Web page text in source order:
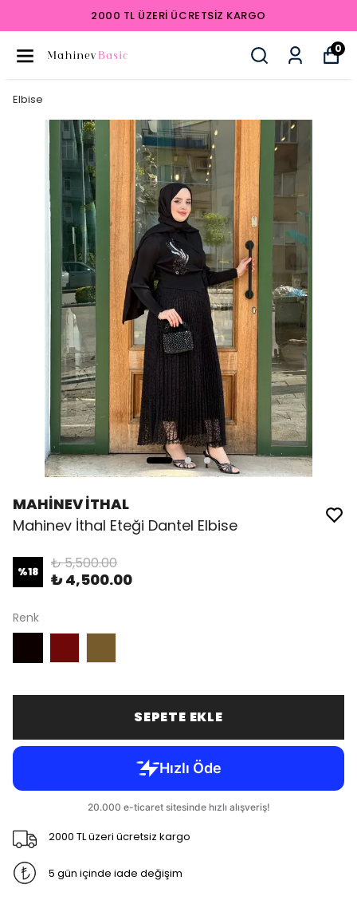
2000 TL ÜZERI ÜCRETSIZ KARGO
0
Elbise
MAHİNEV İTHAL
Mahinev İthal Eteği Dantel Elbise
%18 ₺ 5,500.00
₺ 4,500.00
Renk
SEPETE EKLE
2000 TL üzeri ücretsiz kargo
5 gün içinde iade değişim